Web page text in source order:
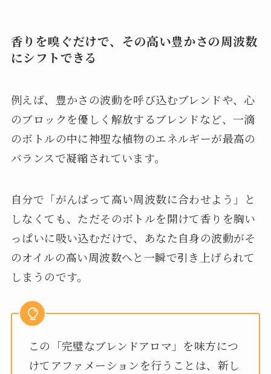
香りを嗅ぐだけで、その高い豊かさの周波数
にシフトできる
例えば、豊かさの波動を呼び込むブレンドや、心
のブロックを優しく解放するブレンドなど、一滴
のボトルの中に神聖な植物のエネルギーが最高の
バランスで凝縮されています。
自分で「がんばって高い周波数に合わせよう」と
しなくても、ただそのボトルを開けて香りを胸い
っぱいに吸い込むだけで、あなた自身の波動がそ
のオイルの高い周波数へと一瞬で引き上げられて
しまうのです。
この「完璧なブレンドアロマ」を味方につ
けてアファメーションを行うことは、新し